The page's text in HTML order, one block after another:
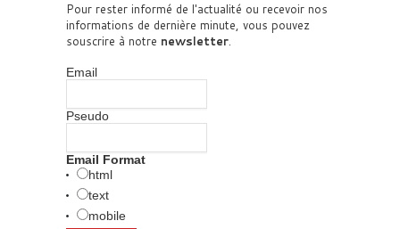
Pour rester informé de l'actualité ou recevoir nos
informations de dernière minute, vous pouvez
souscrire à notre newsletter.
Email
Pseudo
Email Format
html
text
mobile